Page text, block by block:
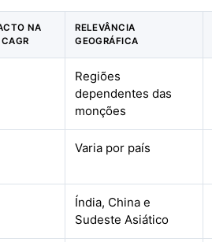
NA
RELEVÂNCIA
GEOGRÁFICA
Regiões
dependentes das
monções
Varia por país
Índia, China e
Sudeste Asiático